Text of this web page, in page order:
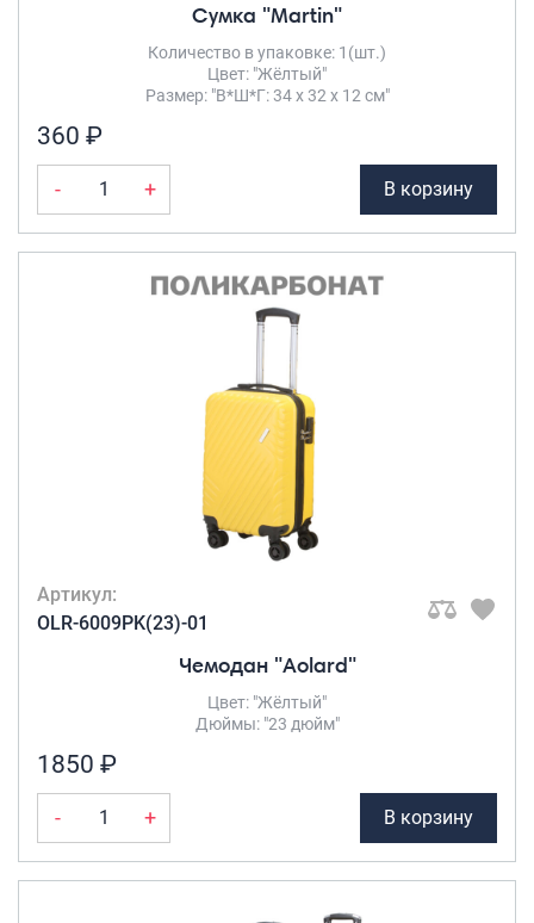
Сумка "Martin"
Количество в упаковке: 1(шт.)
Цвет: "Жёлтый"
Размер: "В*Ш*Г: 34 х 32 х 12 см"
360 ₽
- + В корзину
Артикул:
OLR-6009PK(23)-01
Чемодан "Aolard"
Цвет: "Жёлтый"
Дюймы: "23 дюйм"
1850 ₽
- + В корзину